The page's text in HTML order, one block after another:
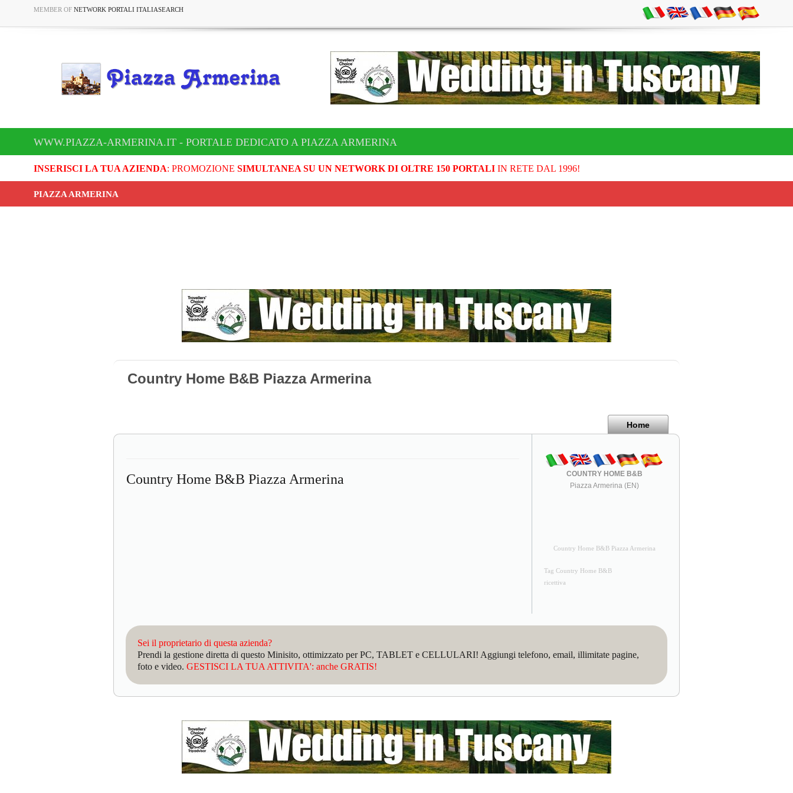
MEMBER OF NETWORK PORTALI ITALIASEARCH
WWW.PIAZZA-ARMERINA.IT - PORTALE DEDICATO A PIAZZA ARMERINA
INSERISCI LA TUA AZIENDA: PROMOZIONE SIMULTANEA SU UN NETWORK DI OLTRE 150 PORTALIIN RETE DAL 1996!
PIAZZA ARMERINA
Country Home B&B Piazza Armerina
Home
Country Home B&B Piazza Armerina
COUNTRY HOME B&B
Piazza Armerina (EN)
Country Home B&B Piazza Armerina
Tag Country Home B&B
ricettiva
Sei il proprietario di questa azienda?
Prendi la gestione diretta di questo Minisito, ottimizzato per PC, TABLET e CELLULARI! Aggiungi telefono, email, illimitate pagine,
foto e video. GESTISCI LA TUA ATTIVITA': anche GRATIS!